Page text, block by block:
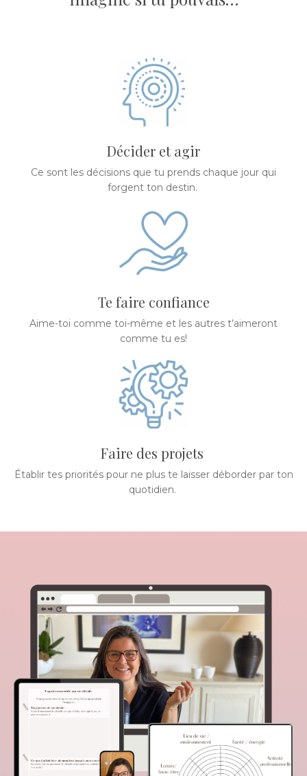
Décider et agir
Ce sont les décisions que tu prends chaque jour qui
forgent ton destin.
Te faire confiance
Aime-toi comme toi-même et les autres t’aimeront
comme tu es!
Faire des projets
Établir tes priorités pour ne plus te laisser déborder par ton
quotidien.